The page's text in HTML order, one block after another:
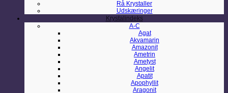
Rå Krystaller
Udskæringer
Krystalindeks
A-C
Agat
Akvamarin
Amazonit
Ametrin
Ametyst
Angelit
Apatit
Apophyllit
Aragonit